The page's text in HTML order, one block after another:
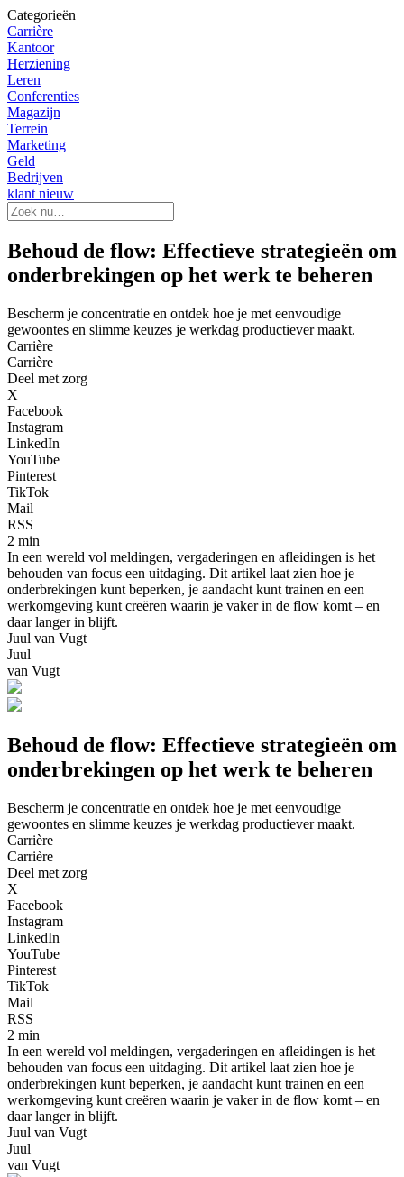
Categorieën
Carrière
Kantoor
Herziening
Leren
Conferenties
Magazijn
Terrein
Marketing
Geld
Bedrijven
klant nieuw
Behoud de flow: Effectieve strategieën om
onderbrekingen op het werk te beheren
Bescherm je concentratie en ontdek hoe je met eenvoudige
gewoontes en slimme keuzes je werkdag productiever maakt.
Carrière
Carrière
Deel met zorg
X
Facebook
Instagram
LinkedIn
YouTube
Pinterest
TikTok
Mail
RSS
2 min
In een wereld vol meldingen, vergaderingen en afleidingen is het
behouden van focus een uitdaging. Dit artikel laat zien hoe je
onderbrekingen kunt beperken, je aandacht kunt trainen en een
werkomgeving kunt creëren waarin je vaker in de flow komt – en
daar langer in blijft.
Juul van Vugt
Juul
van Vugt
Behoud de flow: Effectieve strategieën om
onderbrekingen op het werk te beheren
Bescherm je concentratie en ontdek hoe je met eenvoudige
gewoontes en slimme keuzes je werkdag productiever maakt.
Carrière
Carrière
Deel met zorg
X
Facebook
Instagram
LinkedIn
YouTube
Pinterest
TikTok
Mail
RSS
2 min
In een wereld vol meldingen, vergaderingen en afleidingen is het
behouden van focus een uitdaging. Dit artikel laat zien hoe je
onderbrekingen kunt beperken, je aandacht kunt trainen en een
werkomgeving kunt creëren waarin je vaker in de flow komt – en
daar langer in blijft.
Juul van Vugt
Juul
van Vugt